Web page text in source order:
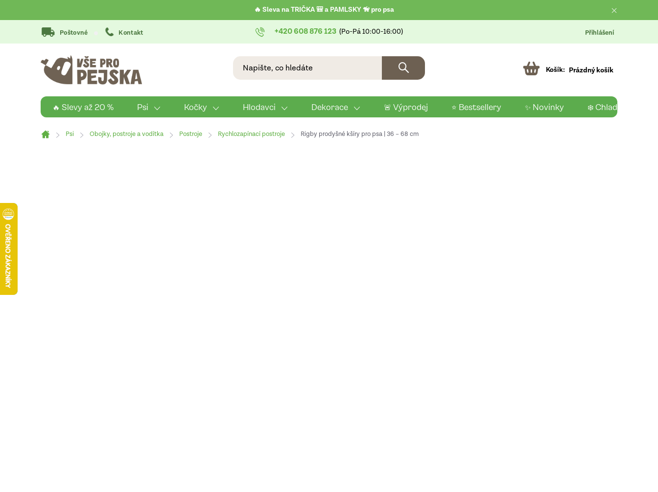
na
🔥 Sleva na TRIČKA 🎒 a PAMLSKY 🦮 pro psa
+420 608 876 123
Poštovné Kontakt Přihlášení
Prázdný košík
🔥 Slevy až 20 % Psi Kočky Hlodavci Dekorace 🚨 Výprodej ⭐ Bestsellery ✨ Novinky ❄️ Chladící
Domů
Psi Obojky, postroje a vodítka Postroje Rychlozapínací postroje Rigby prodyšné kšíry pro psa | 36 – 68 cm